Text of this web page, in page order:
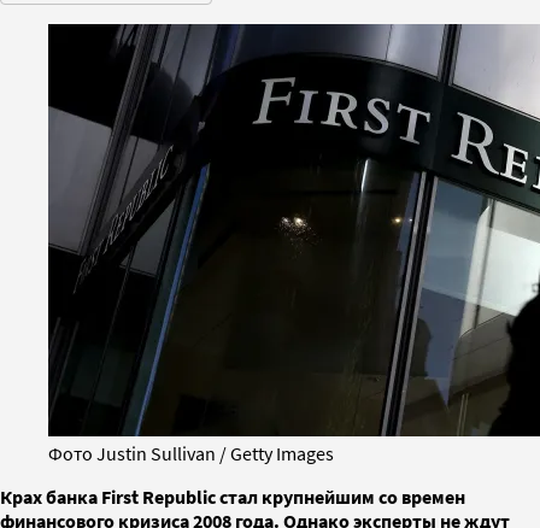
Фото Justin Sullivan / Getty Images
Крах банка First Republic стал крупнейшим со времен
финансового кризиса 2008 года. Однако эксперты не ждут